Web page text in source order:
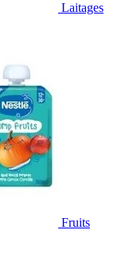
Laitages
Fruits